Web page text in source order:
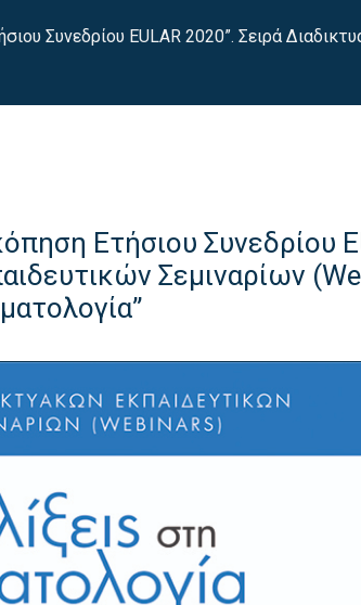
Συνεδρίου EULAR 2020”. Σειρά
Ετήσιου Συνεδρίου
Σεμιναρίων